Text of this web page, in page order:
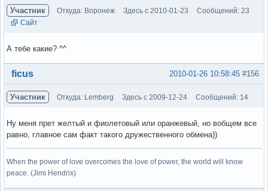
Участник Откуда: Воронеж Здесь с 2010-01-23
Сообщений: 23
Сайт
А тебе какие? ^^
Вне форума #156
2010-01-26 10:58:45
ficus
Участник Откуда: Lemberg Здесь с 2009-12-24 Сообщений: 14
Ну меня прет желтый и фиолетовый или оранжевый, но вобщем все
равно, главное сам факт такого дружественного обмена))
When the power of love overcomes the love of power, the world will know
peace. (Jimi Hendrix)